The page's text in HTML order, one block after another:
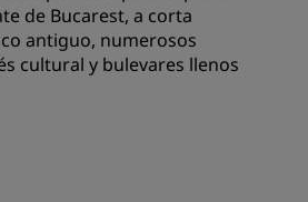
de Bucarest, a corta
antiguo, numerosos
cultural y bulevares llenos